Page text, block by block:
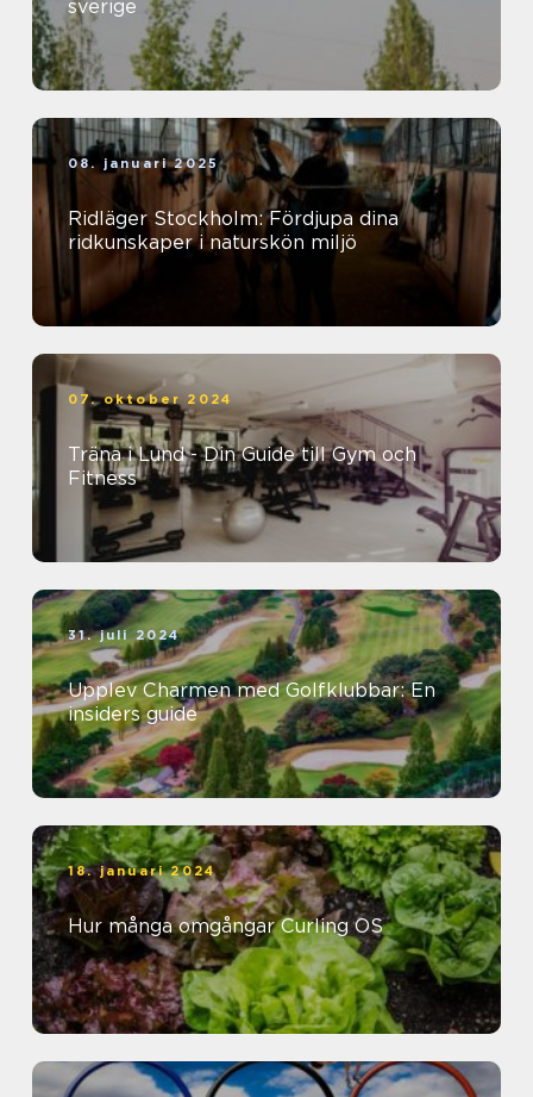
sverige
08. januari 2025
Ridläger Stockholm: Fördjupa dina
ridkunskaper i naturskön miljö
07. oktober 2024
Träna i Lund - Din Guide till Gym och
Fitness
31. juli 2024
Upplev Charmen med Golfklubbar: En
insiders guide
18. januari 2024
Hur många omgångar Curling OS